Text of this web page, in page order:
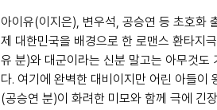
아이유(이지은), 변우석, 공승연 등 초호화
제 대한민국을 배경으로 한 로맨스 환타지
유 분)와 대군이라는 신분 말고는 아무것도
다. 여기에 완벽한 대비이지만 어린 아들이
(공승연 분)이 화려한 미모와 함께 극에 긴